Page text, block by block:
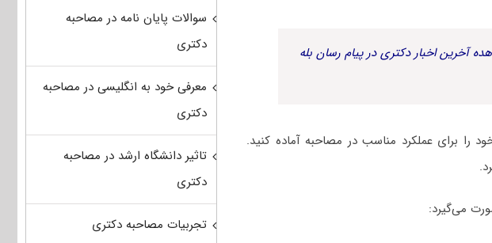
آخرین اخبار دکتری در پیام رسان بله
را برای عملکرد مناسب در مصاحبه آماده کنید.
می‌گیرد:
سوالات پایان نامه در مصاحبه
دکتری
معرفی خود به انگلیسی در مصاحبه
دکتری
تاثیر دانشگاه ارشد در مصاحبه
دکتری
تجربیات مصاحبه دکتری